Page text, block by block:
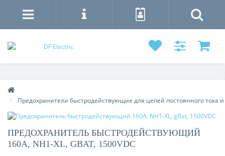
Предохранители быстродействующие для цепей постоянного тока
ПРЕДОХРАНИТЕЛЬ БЫСТРОДЕЙСТВУЮЩИЙ
160A, NH1-XL, GBAT, 1500VDC